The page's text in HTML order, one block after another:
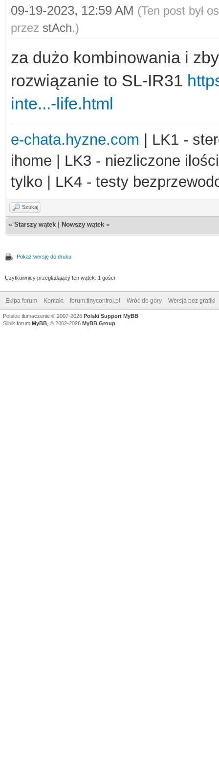
09-19-2023, 12:59 AM (Ten post był
przez stAch.)
za dużo kombinowania i
rozwiązanie to SL-IR31
inte...-life.html
e-chata.hyzne.com | LK1 -
ihome | LK3 - niezliczone
tylko | LK4 - testy
Szukaj
« Starszy wątek Nowszy wątek »
Pokaż wersję do druku
Użytkownicy przeglądający ten wątek: 1 gości
Ekipa forum Kontakt forum.tinycontrol.pl Wróć do góry Wersja bez grafiki
Polskie tłumaczenie © 2007-2026 Polski Support MyBB
Silnik forum MyBB , © 2002-2026 MyBB Group